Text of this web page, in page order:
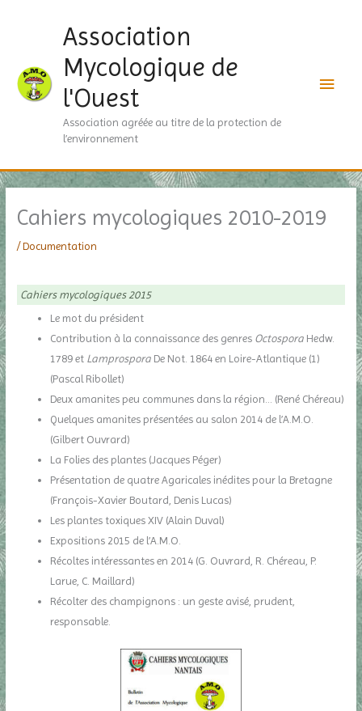
Association
Mycologique de
l'Ouest
Association agréée au titre de la protection de
l’environnement
Cahiers mycologiques 2010-2019
/Documentation
Cahiers mycologiques 2015
Le mot du président
Contribution à la connaissance des genres Octospora Hedw.
1789 et Lamprospora De Not. 1864 en Loire-Atlantique (1)
(Pascal Ribollet)
Deux amanites peu communes dans la région… (René Chéreau)
Quelques amanites présentées au salon 2014 de l’A.M.O.
(Gilbert Ouvrard)
La Folies des plantes (Jacques Péger)
Présentation de quatre Agaricales inédites pour la Bretagne
(François-Xavier Boutard, Denis Lucas)
Les plantes toxiques XIV (Alain Duval)
Expositions 2015 de l’A.M.O.
Récoltes intéressantes en 2014 (G. Ouvrard, R. Chéreau, P.
Larue, C. Maillard)
Récolter des champignons : un geste avisé, prudent,
responsable.